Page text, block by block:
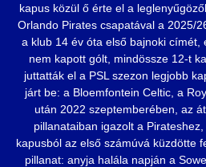
kapus közül ő érte el a
Orlando Pirates csapatával a 2025/
a klub 14 év óta első bajnoki címét,
nem kapott gólt, mindössze 12-t
juttatták el a PSL szezon legjobb
járt be: a Bloemfontein Celtic, a
után 2022 szeptemberében, az
pillanataiban igazolt a
kapusból az első számúvá küzdötte
pillanat: anyja halála napján a